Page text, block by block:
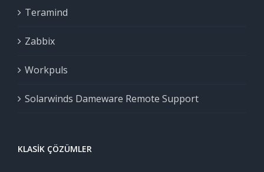
Teramind
Zabbix
Workpuls
Solarwinds Dameware Remote Support
KLASIK ÇÖZÜMLER